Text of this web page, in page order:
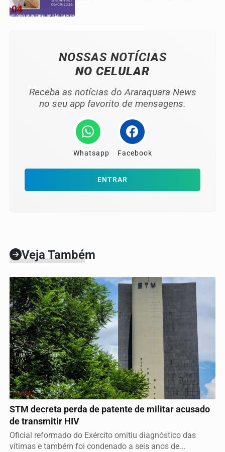
04
NOSSAS NOTÍCIAS
NO CELULAR
Receba as notícias do Araraquara News
no seu app favorito de mensagens.
Whatsapp Facebook
ENTRAR
Veja Também
BRASIL
STM decreta perda de patente de militar acusado
de transmitir HIV
Oficial reformado do Exército omitiu diagnóstico das
vítimas e também foi condenado a seis anos de...